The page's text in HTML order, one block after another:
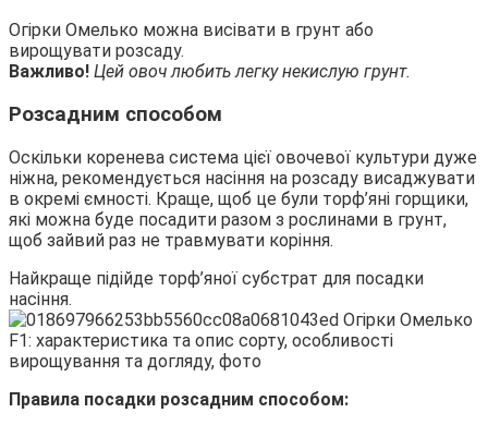
Огірки Омелько можна висівати в грунт або
вирощувати розсаду.
Важливо! Цей овоч любить легку некислую грунт.
Розсадним способом
Оскільки коренева система цієї овочевої культури дуже
ніжна, рекомендується насіння на розсаду висаджувати
в окремі ємності. Краще, щоб це були торф’яні горщики,
які можна буде посадити разом з рослинами в грунт,
щоб зайвий раз не травмувати коріння.
Найкраще підійде торф’яної субстрат для посадки
насіння.
Правила посадки розсадним способом: